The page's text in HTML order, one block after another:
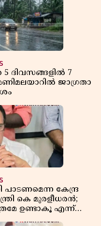
ദിവസങ്ങളിൽ 7
ജാഗ്രതാ
കേന്ദ്ര
കെ മുരളീധരൻ;
ഉണ്ടാകൂ എന്ന്